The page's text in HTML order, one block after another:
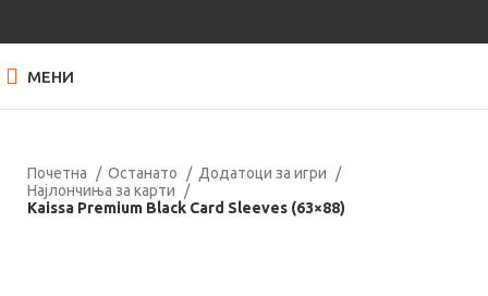
МЕНИ
Почетна Останато
Додатоци за игри
Најлончиња за карти
Kaissa Premium Black Card Sleeves (63×88)